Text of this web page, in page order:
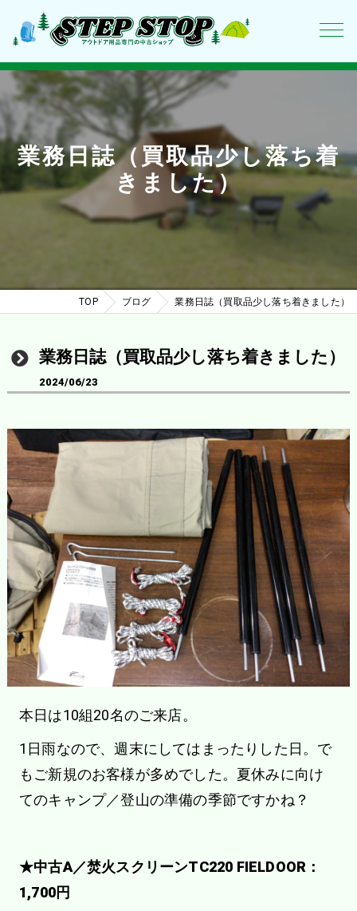
業務日誌（買取品少し落ち着
きました）
TOP ブログ 業務日誌（買取品少し落ち着きました）
業務日誌（買取品少し落ち着きました）
2024/06/23
本日は10組20名のご来店。
1日雨なので、週末にしてはまったりした日。で
もご新規のお客様が多めでした。夏休みに向け
てのキャンプ／登山の準備の季節ですかね？
★中古A／焚火スクリーンTC220 FIELDOOR：
1,700円